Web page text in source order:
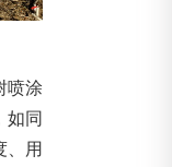
喷涂
如同
、用